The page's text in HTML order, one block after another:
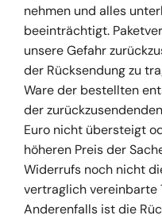
nehmen und alles
beeinträchtigt.
unsere Gefahr
der Rücksendung zu
Ware der bestellten
der
Euro nicht übersteigt
höheren Preis der
Widerrufs noch nicht
vertraglich vereinbarte
Anderenfalls ist die